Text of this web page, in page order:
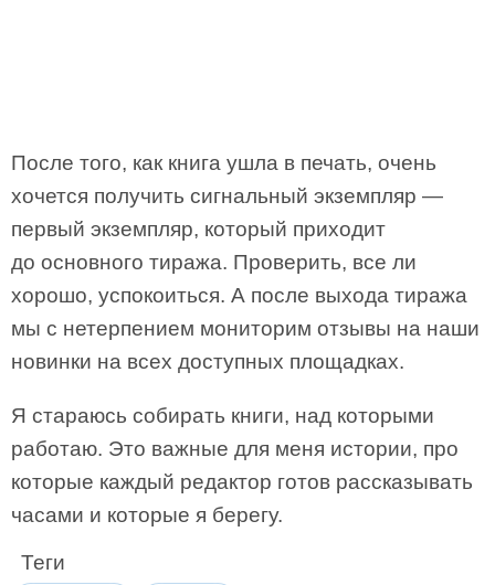
После того, как книга ушла в печать, очень
хочется получить сигнальный экземпляр —
первый экземпляр, который приходит
до основного тиража. Проверить, все ли
хорошо, успокоиться. А после выхода тиража
мы с нетерпением мониторим отзывы на наши
новинки на всех доступных площадках.
Я стараюсь собирать книги, над которыми
работаю. Это важные для меня истории, про
которые каждый редактор готов рассказывать
часами и которые я берегу.
Теги